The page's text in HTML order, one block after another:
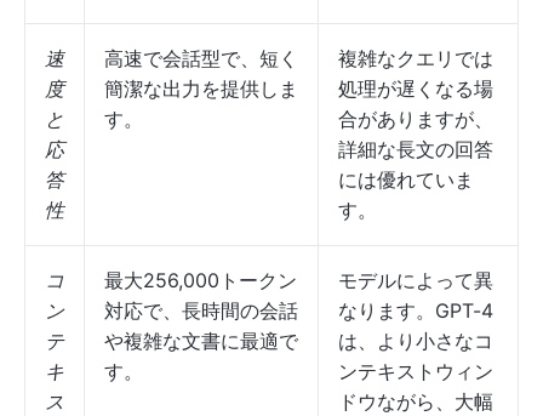
速
度
と
応
答
性
高速で会話型で、短く
簡潔な出力を提供しま
す。
複雑なクエリでは
処理が遅くなる場
合がありますが、
詳細な長文の回答
には優れていま
す。
コ
ン
テ
キ
ス
最大256,000トークン
対応で、長時間の会話
や複雑な文書に最適で
す。
モデルによって異
なります。GPT-4
は、より小さなコ
ンテキストウィン
ドウながら、大幅